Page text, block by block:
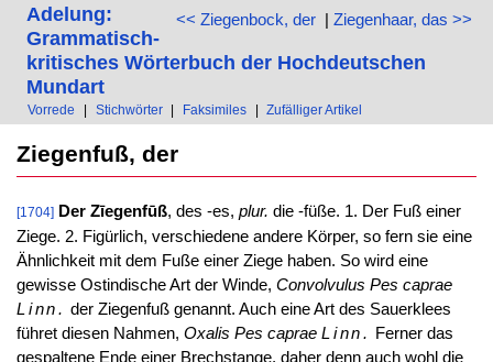
<< Ziegenbock, der| Ziegenhaar, das >>
Adelung:
Grammatisch-
kritisches Wörterbuch der Hochdeutschen
Mundart
Vorrede Stichwörter Faksimiles Zufälliger Artikel
Ziegenfuß, der
[1704] Der Zīegenfūß, des -es, plur. die -füße. 1. Der Fuß einer
Ziege. 2. Figürlich, verschiedene andere Körper, so fern sie eine
Ähnlichkeit mit dem Fuße einer Ziege haben. So wird eine
gewisse Ostindische Art der Winde, Convolvulus Pes caprae
Linn. der Ziegenfuß genannt. Auch eine Art des Sauerklees
führet diesen Nahmen, Oxalis Pes caprae Linn.
Ferner das
gespaltene Ende einer Brechstange, daher denn auch wohl die